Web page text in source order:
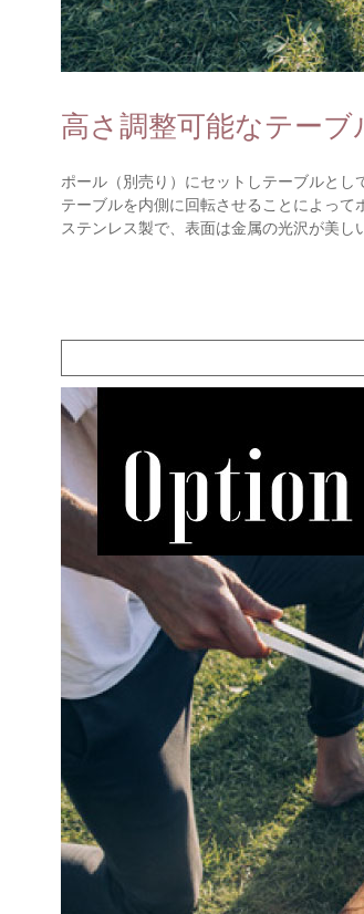
高さ調整可能なテーブ
ポール（別売り）にセットしテーブルとし
テーブルを内側に回転させることによって
ステンレス製で、表面は金属の光沢が美し